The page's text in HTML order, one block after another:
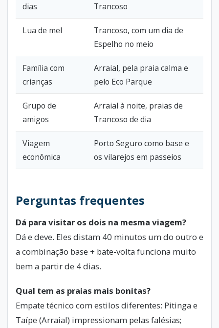
dias
Trancoso
Lua de mel
Trancoso, com um dia de
Espelho no meio
Família com
crianças
Arraial, pela praia calma e
pelo Eco Parque
Grupo de
amigos
Arraial à noite, praias de
Trancoso de dia
Viagem
econômica
Porto Seguro como base e
os vilarejos em passeios
Perguntas frequentes
Dá para visitar os dois na mesma viagem?
Dá e deve. Eles distam 40 minutos um do outro e
a combinação base + bate-volta funciona muito
bem a partir de 4 dias.
Qual tem as praias mais bonitas?
Empate técnico com estilos diferentes: Pitinga e
Taípe (Arraial) impressionam pelas falésias;